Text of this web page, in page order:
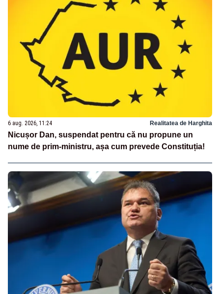
6 aug. 2026, 11:24 Realitatea de Harghita
Nicușor Dan, suspendat pentru că nu propune un
nume de prim-ministru, așa cum prevede Constituția!